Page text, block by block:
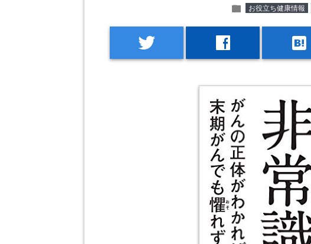
folder お役立ち健康情報
twitter facebook hatenabookmark